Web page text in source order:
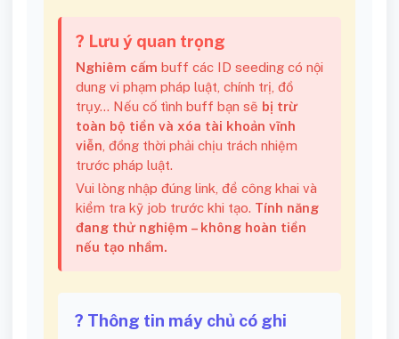
? Lưu ý quan trọng
Nghiêm cấm buff các ID seeding có nội
dung vi phạm pháp luật, chính trị, đồ
trụy... Nếu cố tình buff bạn sẽ bị trừ
toàn bộ tiền và xóa tài khoản vĩnh
viễn, đồng thời phải chịu trách nhiệm
trước pháp luật.
Vui lòng nhập đúng link, để công khai và
kiểm tra kỹ job trước khi tạo. Tính năng
đang thử nghiệm – không hoàn tiền
nếu tạo nhầm.
? Thông tin máy chủ có ghi